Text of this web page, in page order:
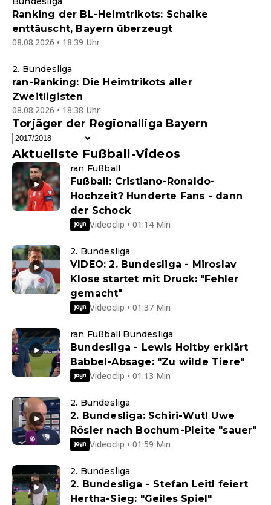
Ranking der BL-Heimtrikots: Schalke
enttäuscht, Bayern überzeugt
08.08.2026 • 18:39 Uhr
2. Bundesliga
ran-Ranking: Die Heimtrikots aller
Zweitligisten
08.08.2026 • 18:38 Uhr
Torjäger der Regionalliga Bayern
Aktuellste Fußball-Videos
ran Fußball
Fußball: Cristiano-Ronaldo-
Hochzeit? Hunderte Fans - dann
der Schock
Videoclip • 01:14 Min
2. Bundesliga
VIDEO: 2. Bundesliga - Miroslav
Klose startet mit Druck: "Fehler
gemacht"
Videoclip • 01:37 Min
ran Fußball Bundesliga
Bundesliga - Lewis Holtby erklärt
Babbel-Absage: "Zu wilde Tiere"
Videoclip • 01:13 Min
2. Bundesliga
2. Bundesliga: Schiri-Wut! Uwe
Rösler nach Bochum-Pleite "sauer"
Videoclip • 01:59 Min
2. Bundesliga
2. Bundesliga - Stefan Leitl feiert
Hertha-Sieg: "Geiles Spiel"